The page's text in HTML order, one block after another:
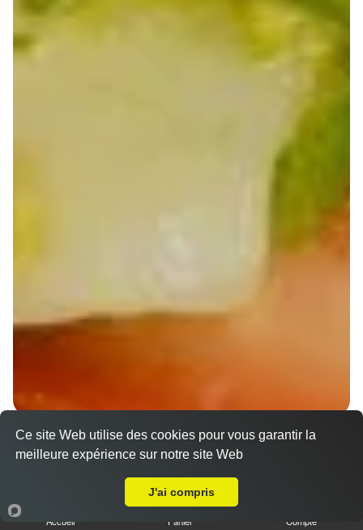
Wraps Chicken
8.50 €
Accueil Panier Compte
Ce site Web utilise des cookies pour vous garantir la
meilleure expérience sur notre site Web
J'ai compris